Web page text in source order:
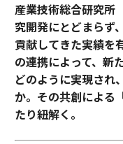
産業技術総合研究所
究開発にとどまらず
貢献してきた実績を
の連携によって、新
どのように実現され
か。その共創による
たり紐解く。